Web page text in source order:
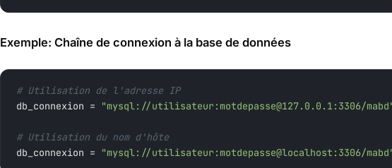
Exemple: Chaîne de connexion à la base de données
# Utilisation de l'adresse IP
db_connexion =
"mysql://utilisateur:motdepasse@127.0.0.1:3306/
# Utilisation du nom d'hôte
db_connexion =
"mysql://utilisateur:motdepasse@localhost:3306/